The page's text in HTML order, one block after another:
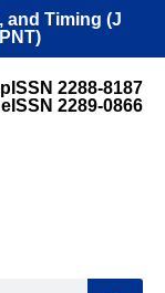
and Timing (J
pISSN 2288-8187
eISSN 2289-0866